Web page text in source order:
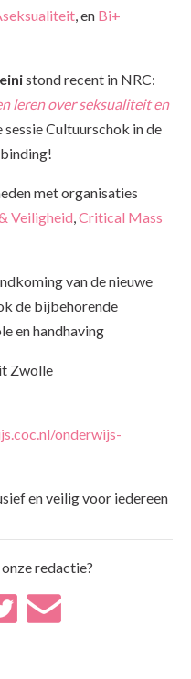
, en Bi+
stond recent in NRC:
leren over seksualiteit en
Cultuurschok in de
met organisaties
Veiligheid,Critical Mass
van de nieuwe
de bijbehorende
en handhaving
Zwolle
onderwijs-
en veilig voor iedereen
redactie?